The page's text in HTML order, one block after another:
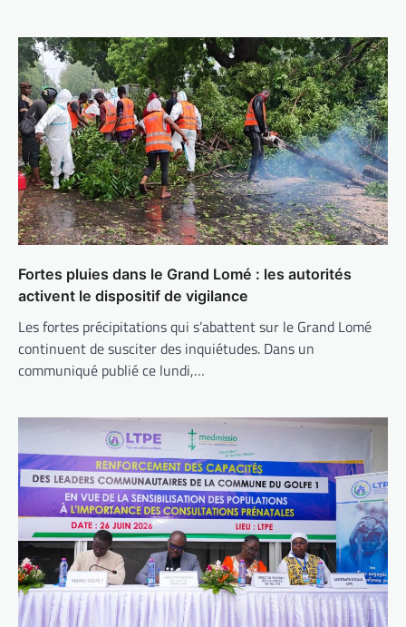
Fortes pluies dans le Grand Lomé : les autorités
activent le dispositif de vigilance
Les fortes précipitations qui s’abattent sur le Grand Lomé
continuent de susciter des inquiétudes. Dans un
communiqué publié ce lundi,…